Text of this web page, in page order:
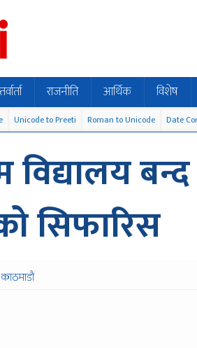
राजनीति आर्थिक विशेष
Unicode to Preeti Roman to Unicode Date
बन्द
सिफारिस
काठमाडौं